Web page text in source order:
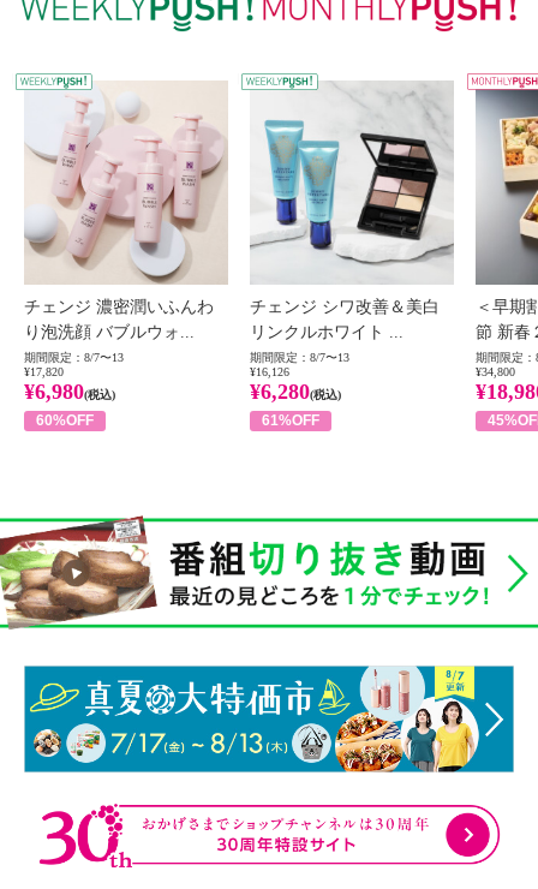
WEEKLY PUSH
チェンジ 濃密潤いふんわ
り泡洗顔 バブルウォ...
期間限定：8/7〜13
¥17,820
¥6,980(税込)
60%OFF
チェンジ シワ改善＆美白
リンクルホワイト ...
期間限定：8/7〜13
¥16,126
¥6,280(税込)
61%OFF
＜早期
節 新春
期間限定：
¥34,800